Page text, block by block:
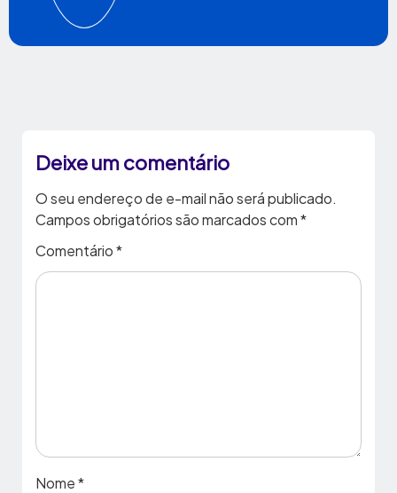
Deixe um comentário
O seu endereço de e-mail não será publicado.
Campos obrigatórios são marcados com*
Comentário*
Nome*